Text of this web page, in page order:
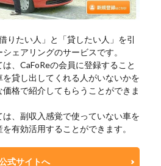
りたい人」と「貸したい人」を引
ェアリングのサービスです。
、CaFoReの会員に登録すること
貸し出してくれる人がいないかを
格で紹介してもらうことができま
、副収入感覚で使っていない車を
有効活用することができます。
式サイトへ